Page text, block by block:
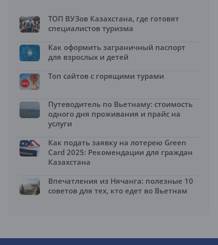
ТОП ВУЗов Казахстана, где готовят
специалистов туризма
Как оформить заграничный паспорт
для взрослых и детей
Топ сайтов с горящими турами
Путеводитель по Вьетнаму: стоимость
одного дня проживания и прайс на
услуги
Как подать заявку на лотерею Green
Card 2025: Рекомендации для граждан
Казахстана
Впечатления из Нячанга: полезные 10
советов для тех, кто едет во Вьетнам